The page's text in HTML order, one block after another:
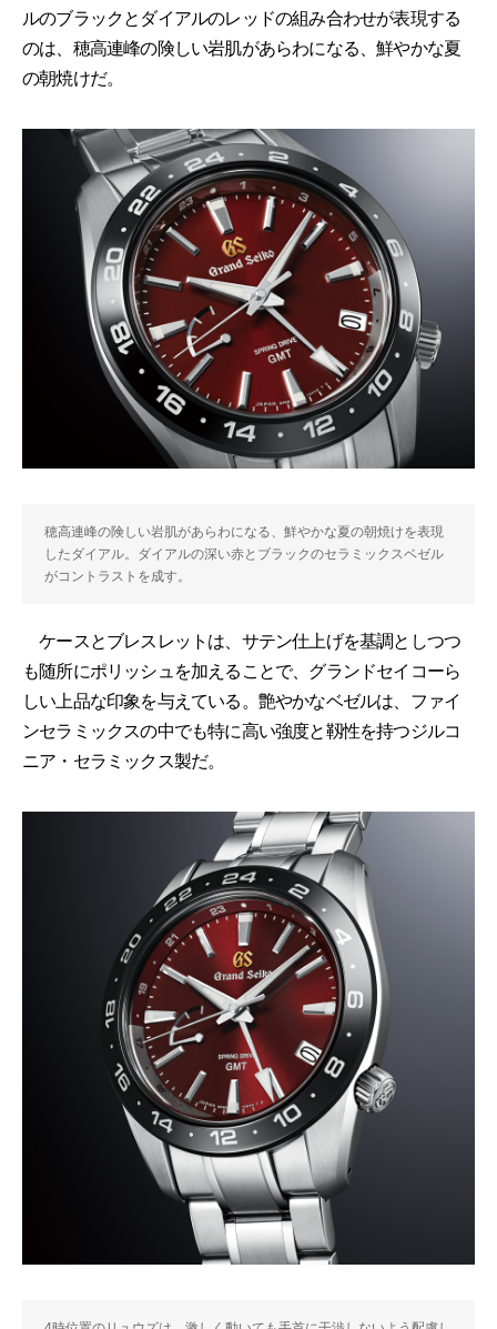
ルのブラックとダイアルのレッドの組み合わせが表現する
のは、穂高連峰の険しい岩肌があらわになる、鮮やかな夏
の朝焼けだ。
穂高連峰の険しい岩肌があらわになる、鮮やかな夏の朝焼けを表現
したダイアル。ダイアルの深い赤とブラックのセラミックスベゼル
がコントラストを成す。
ケースとブレスレットは、サテン仕上げを基調としつつ
も随所にポリッシュを加えることで、グランドセイコーら
しい上品な印象を与えている。艶やかなベゼルは、ファイ
ンセラミックスの中でも特に高い強度と靱性を持つジルコ
ニア・セラミックス製だ。